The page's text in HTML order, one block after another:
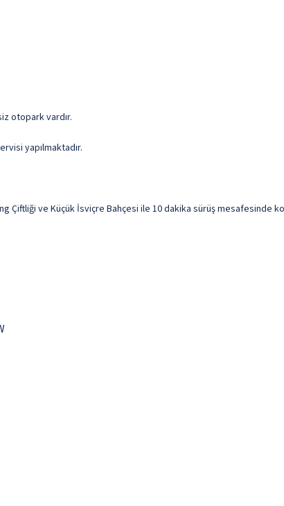
otopark vardır.
yapılmaktadır.
ve Küçük İsviçre Bahçesi ile 10 dakika sürüş mesafesinde